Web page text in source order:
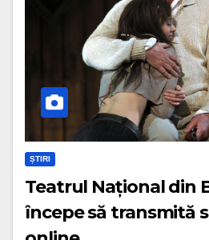
ȘTIRI
Teatrul Național din
începe să transmită